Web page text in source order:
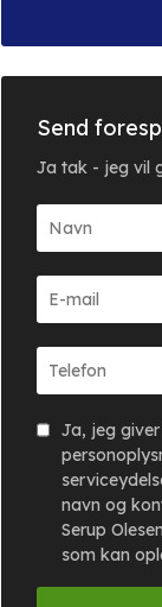
Send
Ja tak - jeg vil
Ja, jeg giver
navn og
Serup
som kan